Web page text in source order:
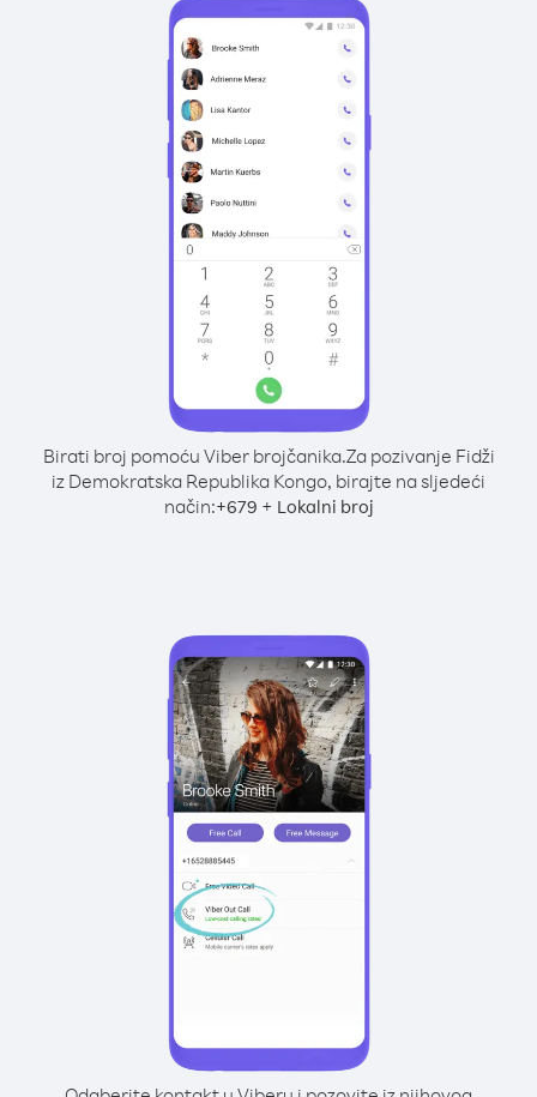
Birati broj pomoću Viber brojčanika.Za pozivanje Fidži
iz Demokratska Republika Kongo, birajte na sljedeći
način:+679 + Lokalni broj